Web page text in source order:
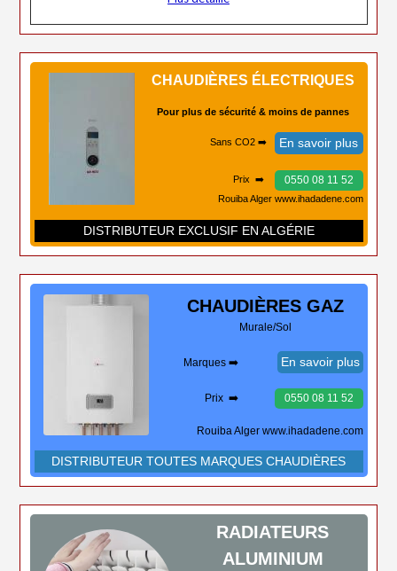
CHAUDIÈRES ÉLECTRIQUES
Pour plus de sécurité & moins de pannes
Sans CO2 ➡️ En savoir plus
Prix ➡️ 0550 08 11 52
Rouiba Alger www.ihadadene.com
DISTRIBUTEUR EXCLUSIF EN ALGÉRIE
CHAUDIÈRES GAZ
Murale/Sol
Marques ➡️ En savoir plus
Prix ➡️ 0550 08 11 52
Rouiba Alger www.ihadadene.com
DISTRIBUTEUR TOUTES MARQUES CHAUDIÈRES
RADIATEURS
ALUMINIUM